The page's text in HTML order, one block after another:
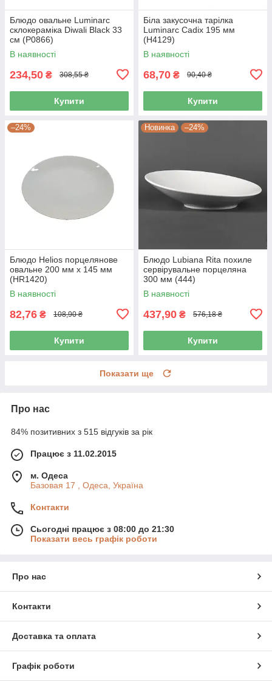
Блюдо овальне Luminarc
склокераміка Diwali Black 33
см (P0866)
В наявності
234,50 ₴ 308,55 ₴
Купити
Біла закусочна тарілка
Luminarc Cadix 195 мм
(Н4129)
В наявності
68,70 ₴ 90,40 ₴
Купити
–24%
Блюдо Helios порцелянове
овальне 200 мм х 145 мм
(HR1420)
В наявності
82,76 ₴ 108,90 ₴
Купити
Новинка –24%
Блюдо Lubiana Rita похиле
сервірувальне порцеляна
300 мм (444)
В наявності
437,90 ₴ 576,18 ₴
Купити
Показати ще
Про нас
84% позитивних з 515 відгуків за рік
Працює з 11.02.2015
м. Одеса
Базовая 17 , Одеса, Україна
Контакти
Сьогодні працює з 08:00 до 21:30
Показати весь графік роботи
Про нас
Контакти
Доставка та оплата
Графік роботи